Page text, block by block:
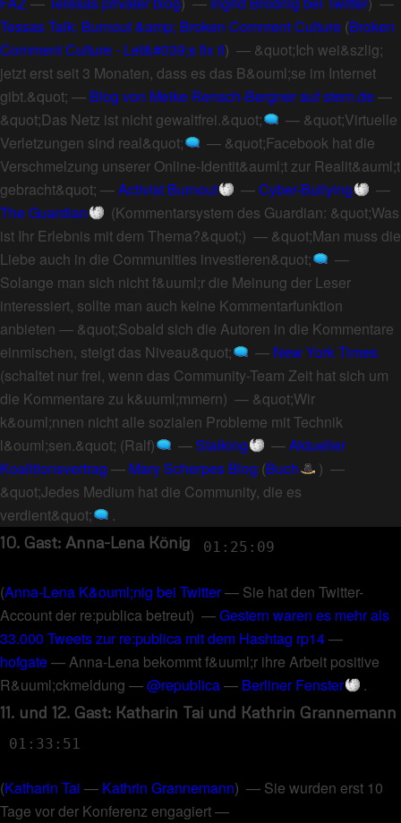
Tessas Talk: Burnout &amp; Broken Comment Culture (Broken
Comment Culture - Let&#039;s fix it) — &quot;Ich wei&szlig;
jetzt erst seit 3 Monaten, dass es das B&ouml;se im Internet
gibt.&quot; — Blog von Meike Rensch-Bergner auf stern.de—
&quot;Das Netz ist nicht gewaltfrei.&quot;
— &quot;Virtuelle
Verletzungen sind real&quot;
— &quot;Facebook hat die
Verschmelzung unserer Online-Identit&auml;t zur Realit&auml;t
gebracht&quot; —Activist Burnout —Cyber-Bullying
—
The Guardian
(Kommentarsystem des Guardian: &quot;Was
ist Ihr Erlebnis mit dem Thema?&quot;) — &quot;Man muss die
Liebe auch in die Communities investieren&quot;
—
Solange man sich nicht f&uuml;r die Meinung der Leser
interessiert, sollte man auch keine Kommentarfunktion
anbieten — &quot;Sobald sich die Autoren in die Kommentare
einmischen, steigt das Niveau&quot;
— New York Times
(schaltet nur frei, wenn das Community-Team Zeit hat sich um
die Kommentare zu k&uuml;mmern) — &quot;Wir
k&ouml;nnen nicht alle sozialen Probleme mit Technik
l&ouml;sen.&quot; (Ralf)
—Stalking —Aktueller
Koalitionsvertrag — Mary Scherpes Blog (Buch
) —
&quot;Jedes Medium hat die Community, die es
verdient&quot;
.
10. Gast: Anna-Lena König 01:25:09
(Anna-Lena K&ouml;nig bei Twitter— Sie hat den Twitter-
Account der re:publica betreut) —Gestern waren es mehr als
33.000 Tweets zur re:publica mit dem Hashtag rp14—
hofgate—Anna-Lena bekommt f&uuml;r ihre Arbeit positive
R&uuml;ckmeldung —@republica— Berliner Fenster .
11. und 12. Gast: Katharin Tai und Kathrin Grannemann
01:33:51
(Katharin Tai — Kathrin Grannemann) — Sie wurden erst 10
Tage vor der Konferenz engagiert—